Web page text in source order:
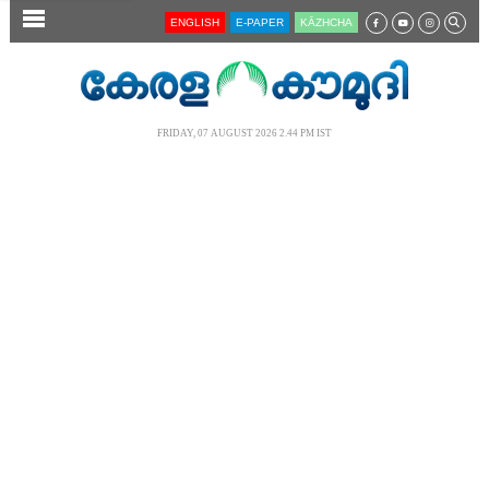
SECTIONS ENGLISH E-PAPER KĀZHCHA
FRIDAY, 07 AUGUST 2026 2.44 PM IST